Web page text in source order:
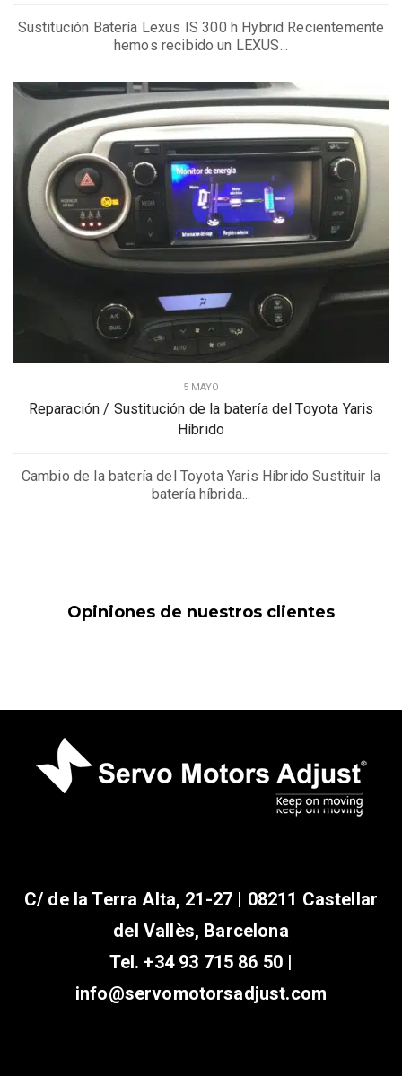
Sustitución Batería Lexus IS 300 h Hybrid Recientemente
hemos recibido un LEXUS...
5 MAYO
Reparación / Sustitución de la batería del Toyota Yaris
Híbrido
Cambio de la batería del Toyota Yaris Híbrido Sustituir la
batería híbrida...
Opiniones de nuestros clientes
C/ de la Terra Alta, 21-27 | 08211 Castellar
del Vallès, Barcelona
Tel.+34 93 715 86 50 |
info@servomotorsadjust.com